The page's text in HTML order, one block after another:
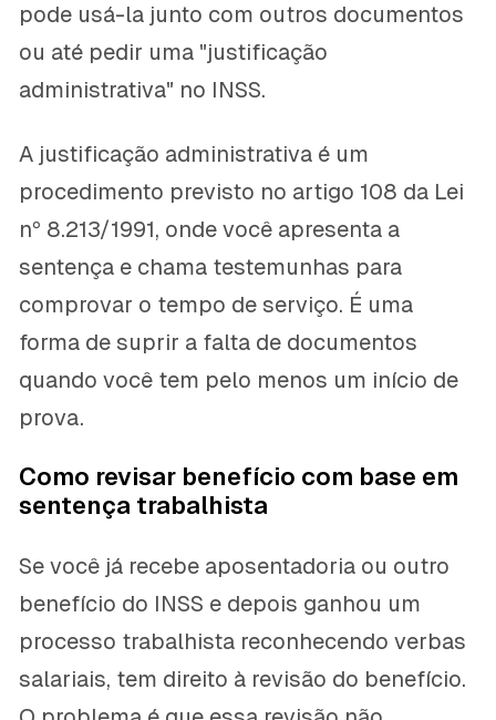
pode usá-la junto com outros documentos
ou até pedir uma "justificação
administrativa" no INSS.
A justificação administrativa é um
procedimento previsto no artigo 108 da Lei
nº 8.213/1991, onde você apresenta a
sentença e chama testemunhas para
comprovar o tempo de serviço. É uma
forma de suprir a falta de documentos
quando você tem pelo menos um início de
prova.
Como revisar benefício com base em
sentença trabalhista
Se você já recebe aposentadoria ou outro
benefício do INSS e depois ganhou um
processo trabalhista reconhecendo verbas
salariais, tem direito à revisão do benefício.